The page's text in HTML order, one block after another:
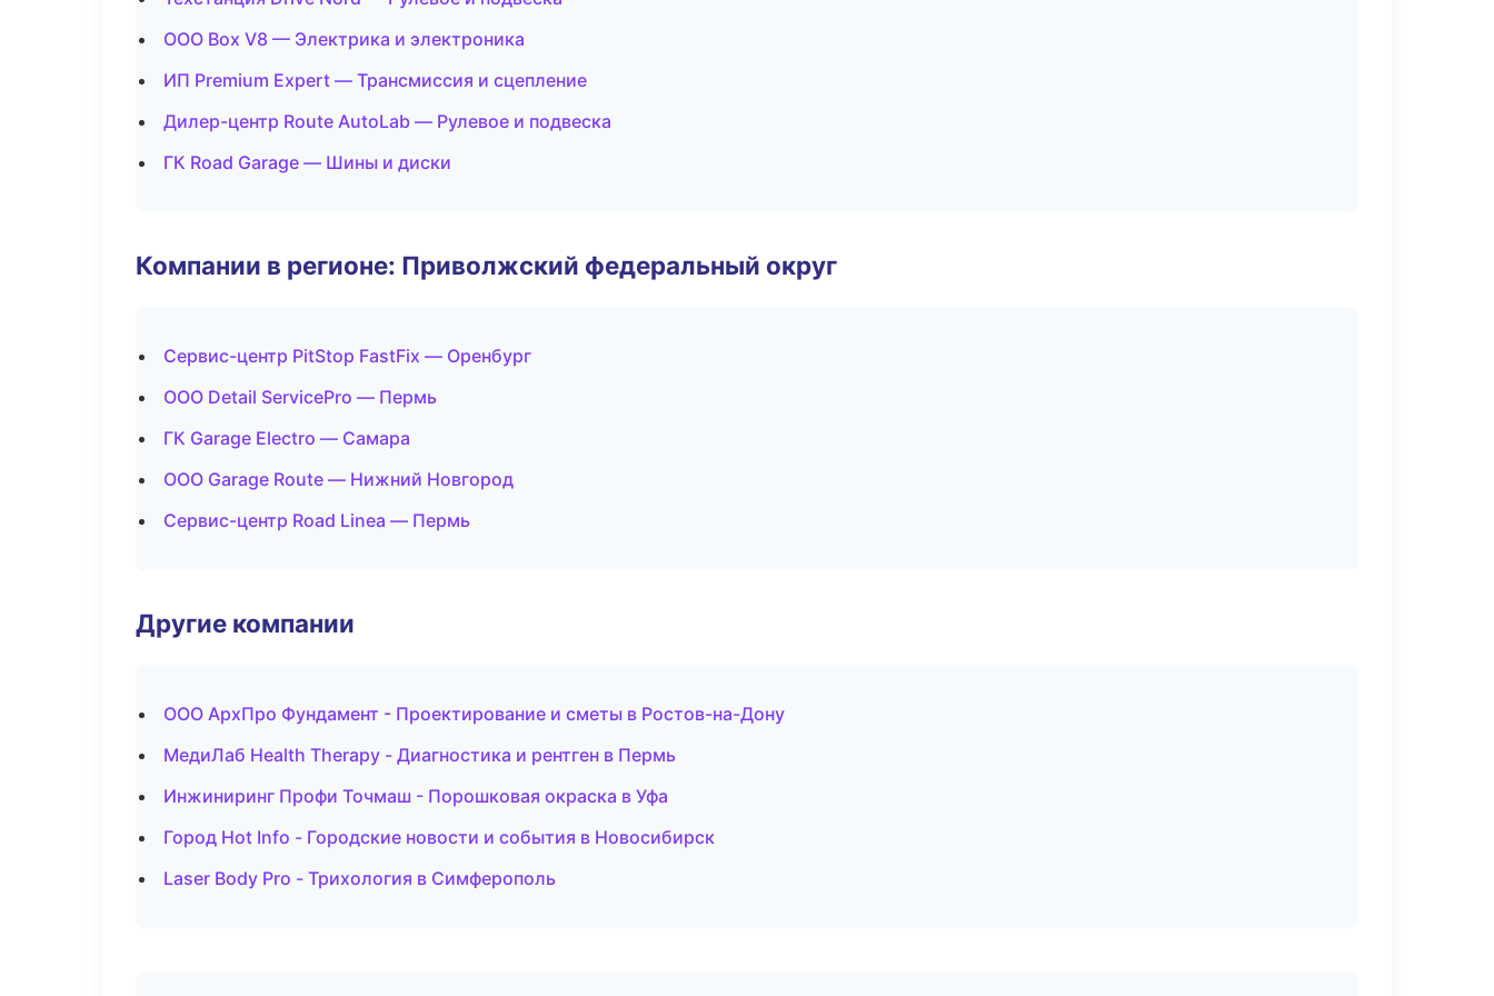
ООО Box V8 — Электрика и электроника
ИП Premium Expert — Трансмиссия и сцепление
Дилер-центр Route AutoLab — Рулевое и подвеска
ГК Road Garage — Шины и диски
Компании в регионе: Приволжский федеральный округ
Сервис-центр PitStop FastFix — Оренбург
ООО Detail ServicePro — Пермь
ГК Garage Electro — Самара
ООО Garage Route — Нижний Новгород
Сервис-центр Road Linea — Пермь
Другие компании
ООО АрхПро Фундамент - Проектирование и сметы в Ростов-на-Дону
МедиЛаб Health Therapy - Диагностика и рентген в Пермь
Инжиниринг Профи Точмаш - Порошковая окраска в Уфа
Город Hot Info - Городские новости и события в Новосибирск
Laser Body Pro - Трихология в Симферополь